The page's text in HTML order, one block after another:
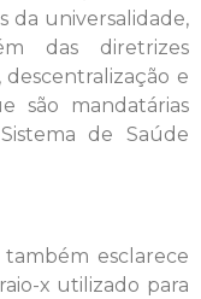
da universalidade,
das diretrizes
descentralização e
são mandatárias
de Saúde
esclarece
x utilizado para